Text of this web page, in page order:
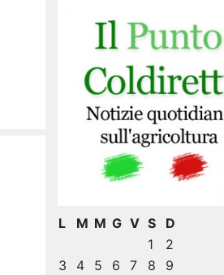
L M M G V S
D
1
2
3
4 5 6 7 8
9